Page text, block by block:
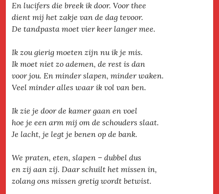
En lucifers die breek ik door. Voor thee
dient mij het zakje van de dag tevoor.
De tandpasta moet vier keer langer mee.
Ik zou gierig moeten zijn nu ik je mis.
Ik moet niet zo ademen, de rest is dan
voor jou. En minder slapen, minder waken.
Veel minder alles waar ik vol van ben.
Ik zie je door de kamer gaan en voel
hoe je een arm mij om de schouders slaat.
Je lacht, je legt je benen op de bank.
We praten, eten, slapen – dubbel dus
en zij aan zij. Daar schuilt het missen in,
zolang ons missen gretig wordt betwist.